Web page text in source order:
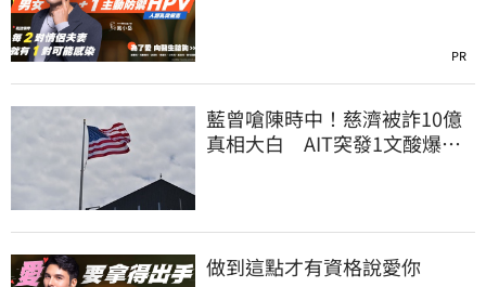
PR
藍曾嗆陳時中！慈濟被詐10億
真相大白 AIT突發1文酸爆…
做到這點才有資格說愛你